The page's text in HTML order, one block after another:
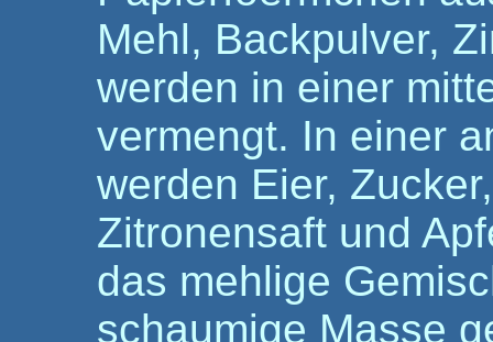
Mehl, Backpulver,
werden in einer
vermengt. In einer
werden Eier,
Zitronensaft und
das mehlige
schaumige Masse